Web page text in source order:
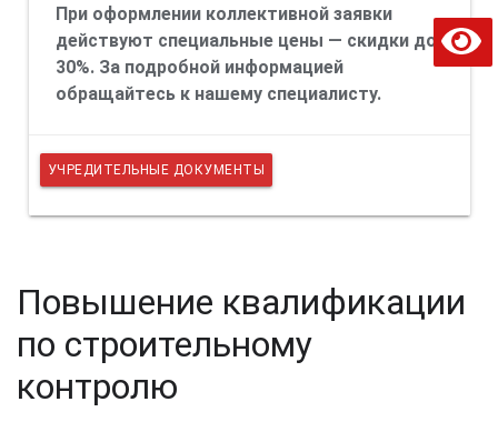
В
е
р
с
и
я
д
л
я
с
л
а
б
о
в
и
д
я
щ
и
х
При оформлении коллективной заявки
действуют специальные цены — скидки до
30%. За подробной информацией
обращайтесь к нашему специалисту.
УЧРЕДИТЕЛЬНЫЕ ДОКУМЕНТЫ
Повышение квалификации
по строительному
контролю